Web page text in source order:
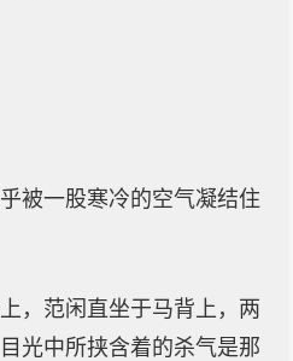
被一股寒冷的空气凝结住
，范闲直坐于马背上，两
光中所挟含着的杀气是那